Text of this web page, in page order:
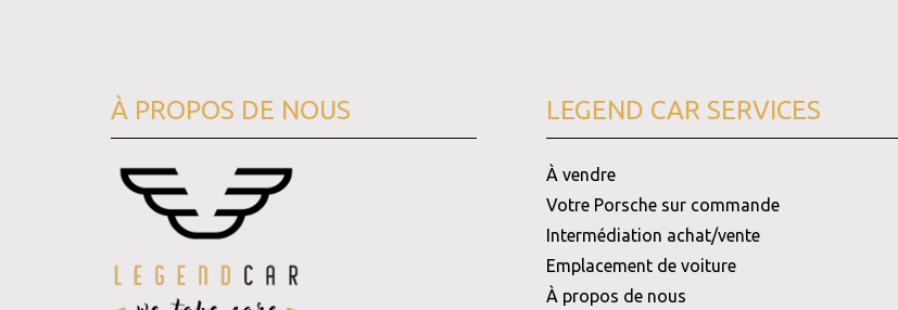
À PROPOS DE NOUS LEGEND CAR SERVICES
À vendre
Votre Porsche sur commande
Intermédiation achat/vente
Emplacement de voiture
À propos de nous